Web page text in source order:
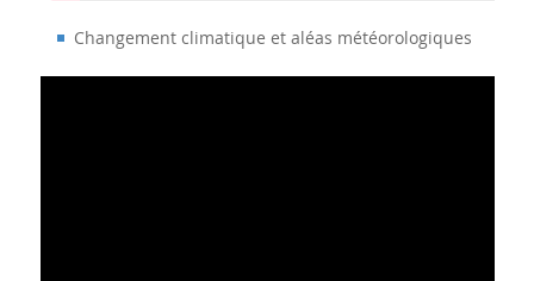
Changement climatique et aléas météorologiques